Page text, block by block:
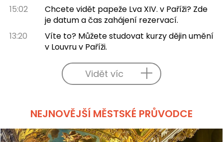
15:02
Chcete vidět papeže Lva XIV. v Paříži? Zde
je datum a čas zahájení rezervací.
13:20
Víte to? Můžete studovat kurzy dějin umění
v Louvru v Paříži.
Vidět víc
NEJNOVĚJŠÍ MĚSTSKÉ PRŮVODCE